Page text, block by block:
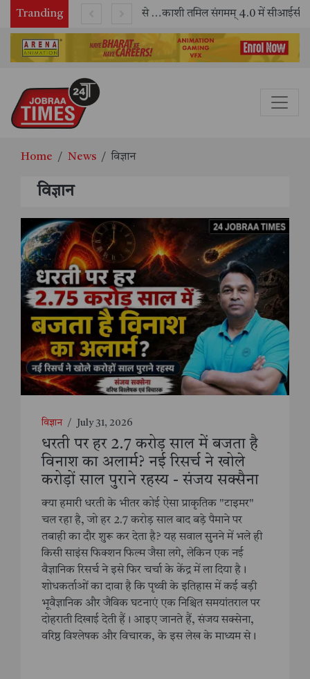
Tranding काशी तमिल संगमम् 4.0 में सीआईसीटी का स्टॉल बना तमिल भाषा और संस्कृति का केंद्र, ‘तमिल करकलाम’ से सीखना हुआ सरल
Home News विज्ञान
विज्ञान
विज्ञान / July 31, 2026
धरती पर हर 2.7 करोड़ साल में बजता है
विनाश का अलार्म? नई रिसर्च ने खोले
करोड़ों साल पुराने रहस्य - संजय सक्सैना
क्या हमारी धरती के भीतर कोई ऐसा प्राकृतिक "टाइमर"
चल रहा है, जो हर 2.7 करोड़ साल बाद बड़े पैमाने पर
तबाही का दौर शुरू कर देता है? यह सवाल सुनने में भले ही
किसी साइंस फिक्शन फिल्म जैसा लगे, लेकिन एक नई
वैज्ञानिक रिसर्च ने इसे फिर चर्चा के केंद्र में ला दिया है।
शोधकर्ताओं का दावा है कि पृथ्वी के इतिहास में कई बड़ी
भूवैज्ञानिक और जैविक घटनाएं एक निश्चित समयांतराल पर
दोहराती दिखाई देती हैं। आइए जानते हैं, संजय सक्सेना,
वरिष्ठ विश्लेषक और विचारक, के इस लेख के माध्यम से।